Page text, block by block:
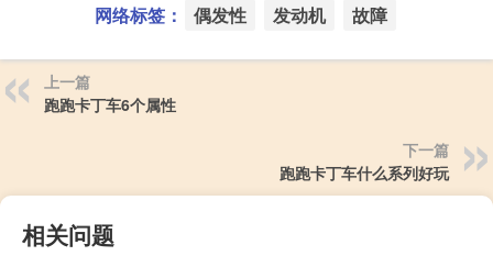
网络标签： 偶发性 发动机 故障
上一篇
跑跑卡丁车6个属性
下一篇
跑跑卡丁车什么系列好玩
相关问题